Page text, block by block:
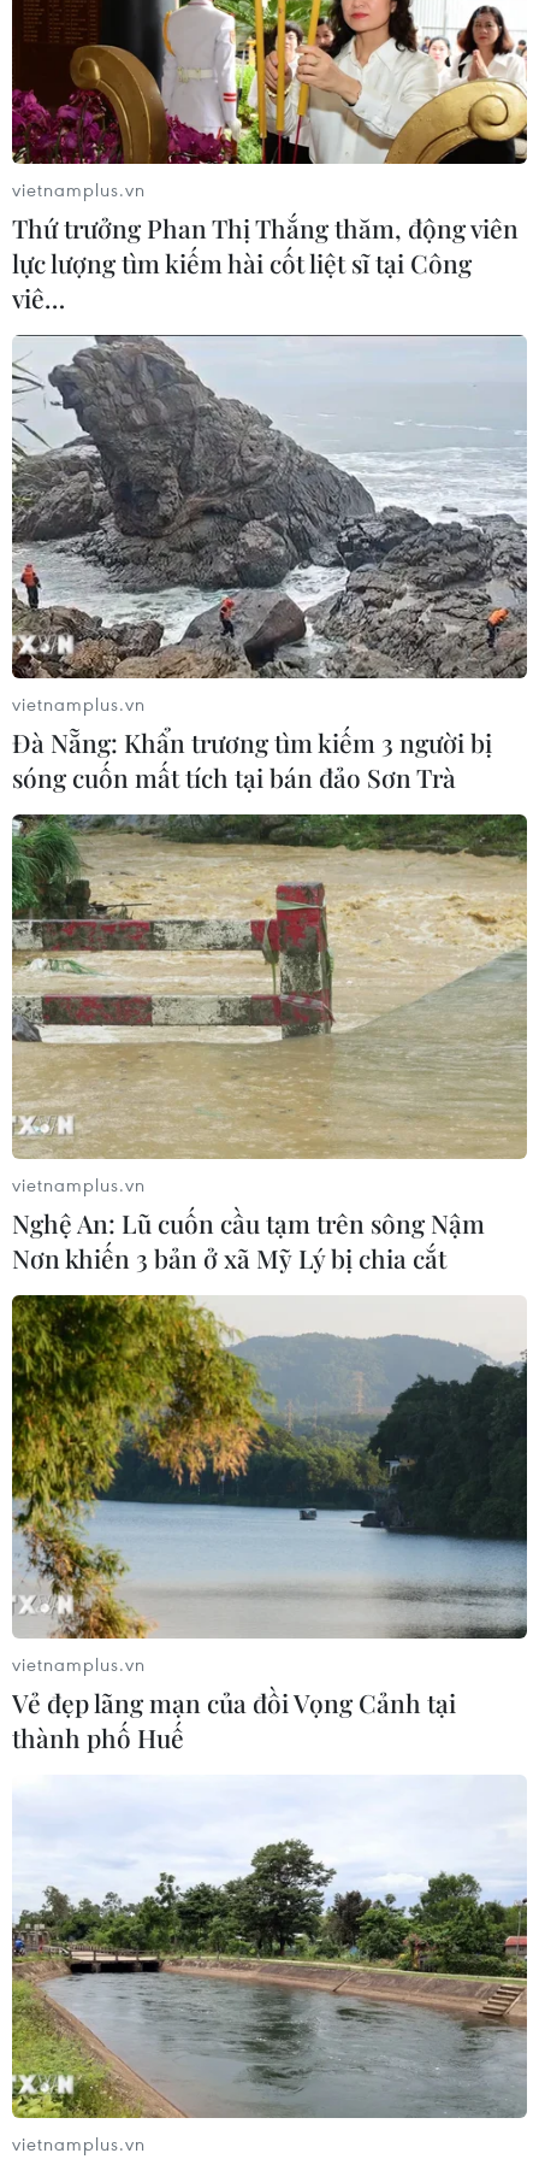
TIN CÙNG CHUYÊN MỤC
Thánh đường Emir Abdelkader -
Khám phá vẻ đẹp Văn Miếu-Quốc Tử
Giám qua 120 tác phẩm nghệ thuật
đa chất liệu
08/08/2026 11:27
Thánh đường Emir
vietnamplus.vn
Thứ trưởng Phan Thị Thắng thăm, động viên
lực lượng tìm kiếm hài cốt liệt sĩ tại Công
viê…
vietnamplus.vn
Đà Nẵng: Khẩn trương tìm kiếm 3 người bị
sóng cuốn mất tích tại bán đảo Sơn Trà
vietnamplus.vn
Nghệ An: Lũ cuốn cầu tạm trên sông Nậm
Nơn khiến 3 bản ở xã Mỹ Lý bị chia cắt
vietnamplus.vn
Vẻ đẹp lãng mạn của đồi Vọng Cảnh tại
thành phố Huế
vietnamplus.vn